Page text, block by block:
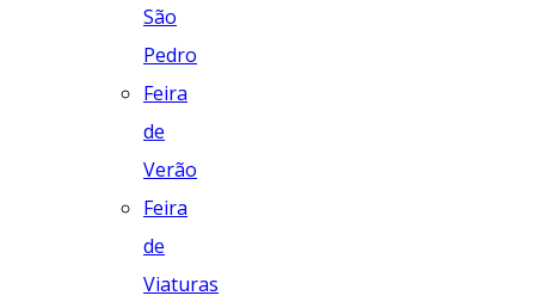
São
Pedro
Feira
de
Verão
Feira
de
Viaturas